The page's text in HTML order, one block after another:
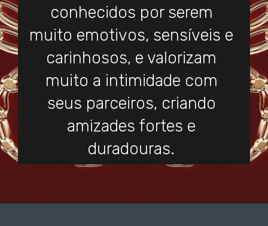
conhecidos por serem
muito emotivos, sensíveis e
carinhosos, e valorizam
muito a intimidade com
seus parceiros, criando
amizades fortes e
duradouras.